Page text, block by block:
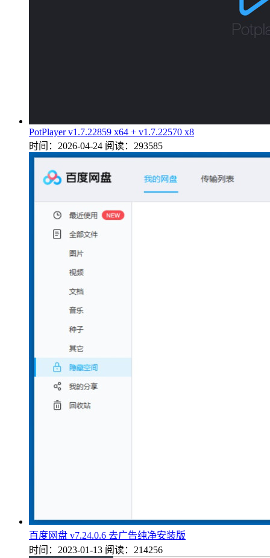
PotPlayer v1.7.22859 x64 + v1.7.22570 x8
时间：2026-04-24 阅读：293585
百度网盘 v7.24.0.6 去广告纯净安装版
时间：2023-01-13 阅读：214256